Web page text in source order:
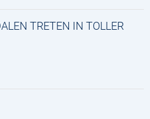
TRETEN IN TOLLER